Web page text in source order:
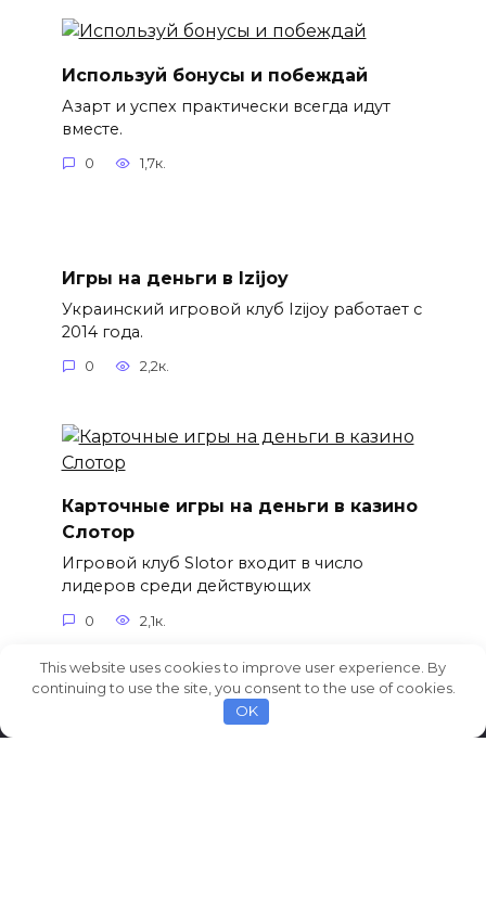
Используй бонусы и побеждай
Азарт и успех практически всегда идут
вместе.
0 1,7к.
Игры на деньги в Izijoy
Украинский игровой клуб Izijoy работает с
2014 года.
0 2,2к.
Карточные игры на деньги в казино
Слотор
Игровой клуб Slotor входит в число
лидеров среди действующих
0 2,1к.
This website uses cookies to improve user experience. By
continuing to use the site, you consent to the use of cookies.
OK